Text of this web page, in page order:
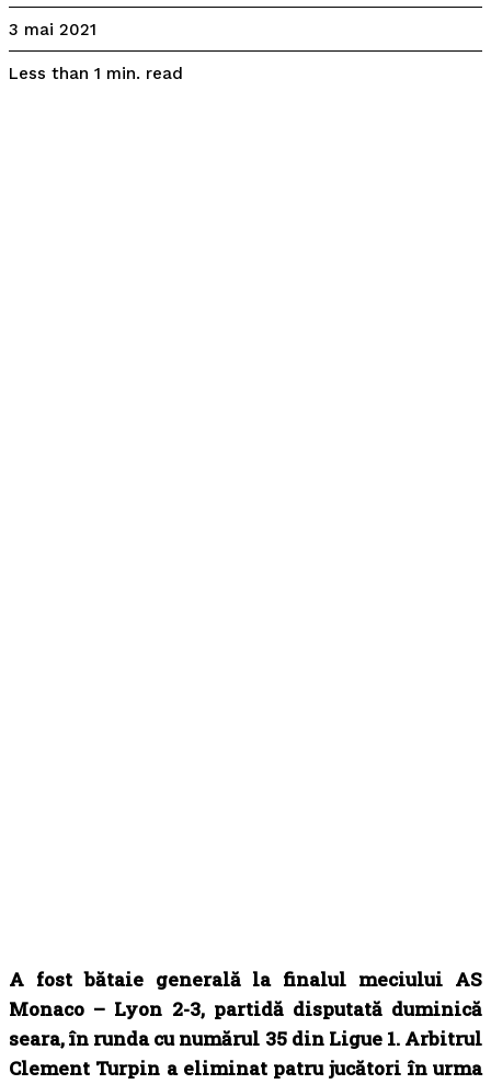
3 mai 2021
Less than 1 min. read
A fost bătaie generală la finalul meciului AS
Monaco – Lyon 2-3, partidă disputată duminică
seara, în runda cu numărul 35 din Ligue 1. Arbitrul
Clement Turpin a eliminat patru jucători în urma